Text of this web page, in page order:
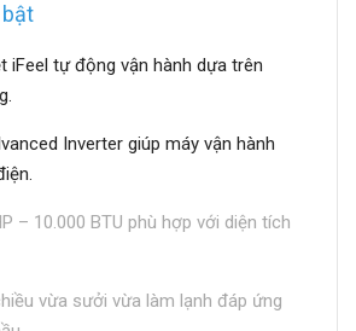
iFeel tự động vận hành dựa trên
Inverter giúp máy vận hành
– 10.000 BTU phù hợp với diện tích
vừa sưởi vừa làm lạnh đáp ứng